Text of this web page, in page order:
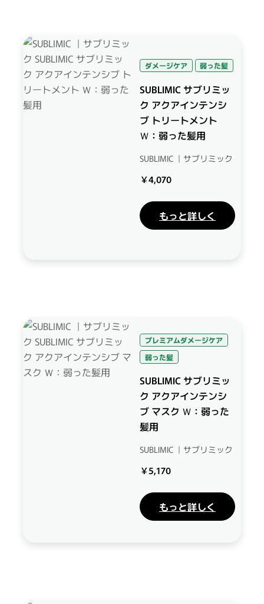
ダメージケア 弱った髪
SUBLIMIC サブリミッ
ク アクアインテンシ
ブ トリートメント
Ｗ：弱った髪用
SUBLIMIC ｜サブリミック
￥4,070
もっと詳しく
プレミアムダメージケア
弱った髪
SUBLIMIC サブリミッ
ク アクアインテンシ
ブ マスク Ｗ：弱った
髪用
SUBLIMIC ｜サブリミック
￥5,170
もっと詳しく